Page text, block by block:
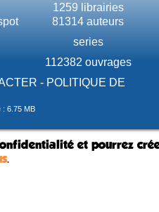
1259 librairies
81314 auteurs
series
112382 ouvrages
- POLITIQUE DE
: 6.75 MB
et pourrez
.